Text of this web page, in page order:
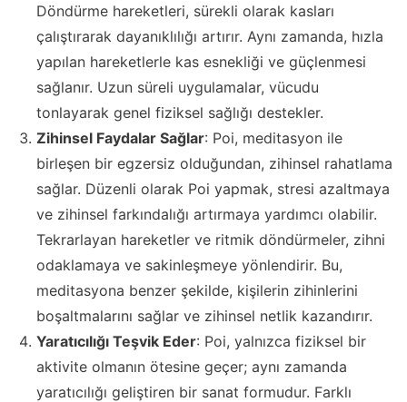
Döndürme hareketleri, sürekli olarak kasları
çalıştırarak dayanıklılığı artırır. Aynı zamanda, hızla
yapılan hareketlerle kas esnekliği ve güçlenmesi
sağlanır. Uzun süreli uygulamalar, vücudu
tonlayarak genel fiziksel sağlığı destekler.
Zihinsel Faydalar Sağlar: Poi, meditasyon ile
birleşen bir egzersiz olduğundan, zihinsel rahatlama
sağlar. Düzenli olarak Poi yapmak, stresi azaltmaya
ve zihinsel farkındalığı artırmaya yardımcı olabilir.
Tekrarlayan hareketler ve ritmik döndürmeler, zihni
odaklamaya ve sakinleşmeye yönlendirir. Bu,
meditasyona benzer şekilde, kişilerin zihinlerini
boşaltmalarını sağlar ve zihinsel netlik kazandırır.
Yaratıcılığı Teşvik Eder: Poi, yalnızca fiziksel bir
aktivite olmanın ötesine geçer; aynı zamanda
yaratıcılığı geliştiren bir sanat formudur. Farklı